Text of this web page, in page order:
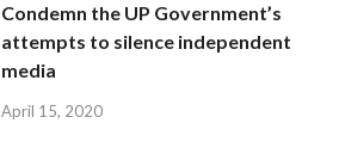
Condemn the UP Government’s
attempts to silence independent
media
April 15, 2020